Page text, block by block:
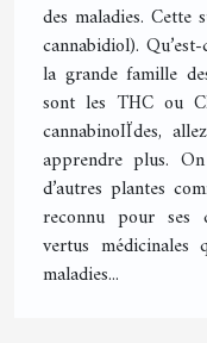
des maladies. Cette
cannabidiol).
la grande famille
sont les THC ou
cannabinoIÏdes,
apprendre plus.
d’autres plantes
reconnu pour ses
vertus
maladies...